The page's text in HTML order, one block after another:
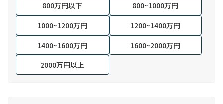
800万円以下
800~1000万円
1000~1200万円
1200~1400万円
1400~1600万円
1600~2000万円
2000万円以上